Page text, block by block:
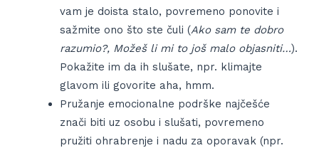
vam je doista stalo, povremeno ponovite i
sažmite ono što ste čuli (Ako sam te dobro
razumio?, Možeš li mi to još malo objasniti…).
Pokažite im da ih slušate, npr. klimajte
glavom ili govorite aha, hmm.
Pružanje emocionalne podrške najčešće
znači biti uz osobu i slušati, povremeno
pružiti ohrabrenje i nadu za oporavak (npr.